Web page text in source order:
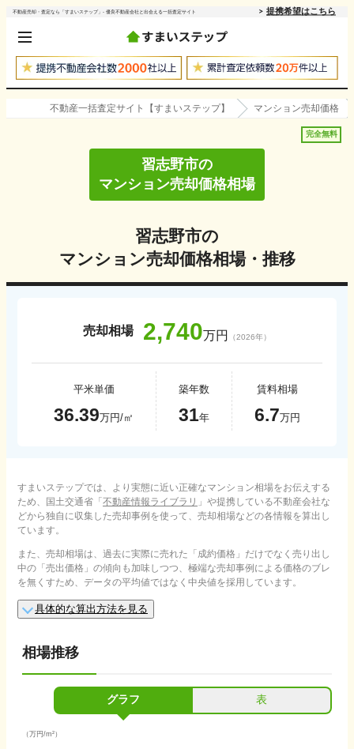
不動産売却・査定なら「すまいステップ」- 優良不動産会社と出会える一括査定サイト 提携希望はこちら
不動産一括査定サイト【すまいステップ】 マンション売却価格
完全無料
習志野市の
マンション売却価格相場
習志野市の
マンション売却価格相場・推移
売却相場 2,740万円 （2026年）
平米単価
36.39万円/㎡
築年数
31年
賃料相場
6.7万円
すまいステップでは、より実態に近い正確なマンション相場をお伝えする
ため、国土交通省「不動産情報ライブラリ 」や提携している不動産会社な
どから独自に収集した売却事例を使って、売却相場などの各情報を算出し
ています。
また、売却相場は、過去に実際に売れた「成約価格」だけでなく売り出し
中の「売出価格」の傾向も加味しつつ、極端な売却事例による価格のブレ
を無くすため、データの平均値ではなく中央値を採用しています。
具体的な算出方法を見る
相場推移
グラフ 表
（万円/m²）